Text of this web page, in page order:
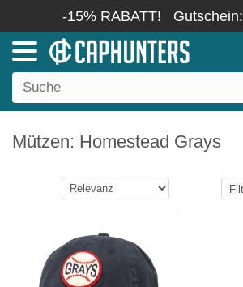
-15% RABATT! Gutschein:
Mützen: Homestead Grays